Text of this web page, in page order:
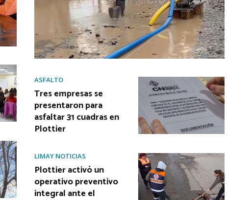
ASFALTO
Tres empresas se
presentaron para
asfaltar 31 cuadras en
Plottier
LIMAY NOTICIAS
Plottier activó un
operativo preventivo
integral ante el